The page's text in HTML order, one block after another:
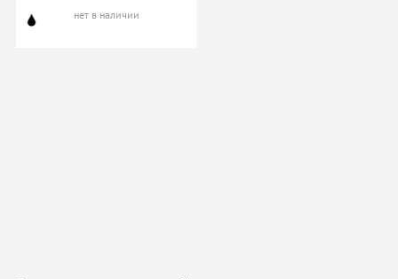
нет в наличии